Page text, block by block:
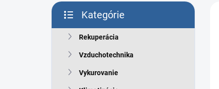
B
č
kategórie
Kategórie
Rekuperácia
Vzduchotechnika
Vykurovanie